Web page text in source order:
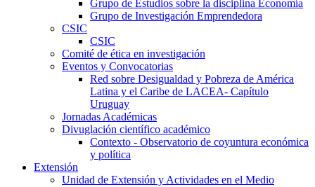
Grupo de Estudios sobre la disciplina Economía
Grupo de Investigación Emprendedora
CSIC
CSIC
Comité de ética en investigación
Eventos y Convocatorias
Red sobre Desigualdad y Pobreza de América
Latina y el Caribe de LACEA- Capítulo
Uruguay
Jornadas Académicas
Divuglación científico académico
Contexto - Observatorio de coyuntura económica
y política
Extensión
Unidad de Extensión y Actividades en el Medio